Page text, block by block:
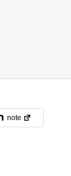
note